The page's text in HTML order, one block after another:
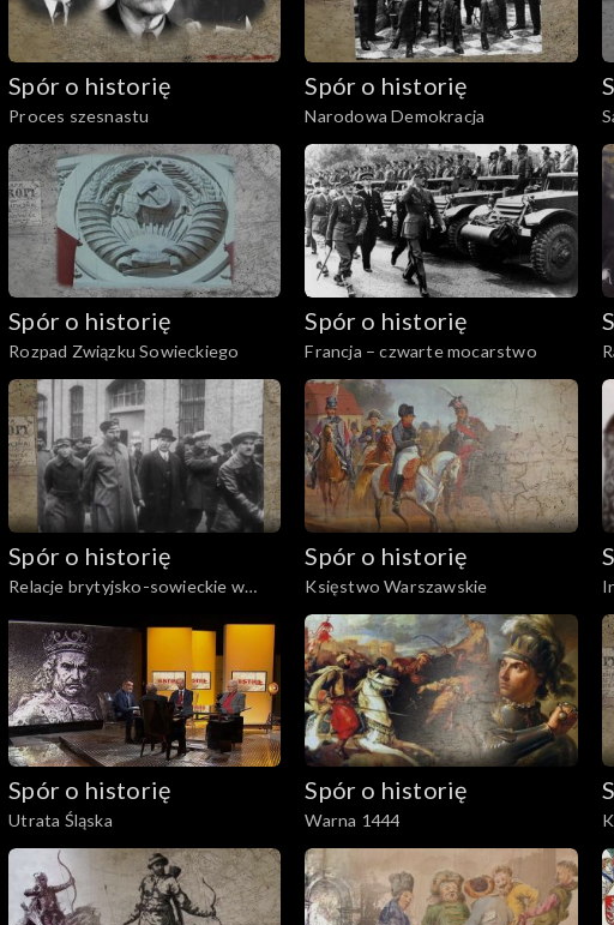
Spór o historię
Proces szesnastu
Spór o historię
Narodowa Demokracja
Spór o historię
Rozpad Związku Sowieckiego
Spór o historię
Francja – czwarte mocarstwo
Spór o historię
Relacje brytyjsko-sowieckie w
Spór o historię
Księstwo Warszawskie
Spór o historię
Utrata Śląska
Spór o historię
Warna 1444